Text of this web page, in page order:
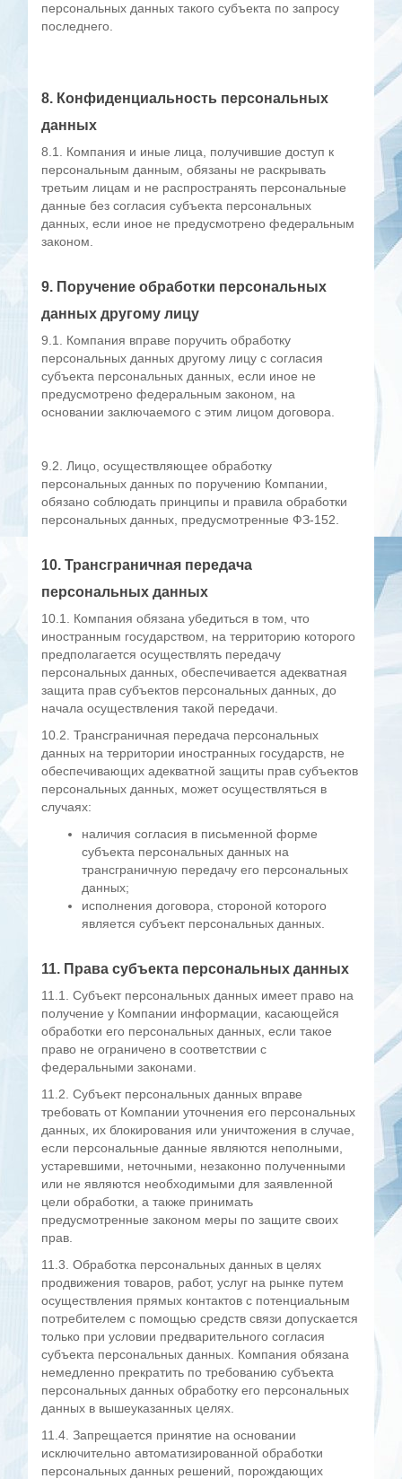
персональных данных такого субъекта по запросу
последнего.
8. Конфиденциальность персональных
данных
8.1. Компания и иные лица, получившие доступ к
персональным данным, обязаны не раскрывать
третьим лицам и не распространять персональные
данные без согласия субъекта персональных
данных, если иное не предусмотрено федеральным
законом.
9. Поручение обработки персональных
данных другому лицу
9.1. Компания вправе поручить обработку
персональных данных другому лицу с согласия
субъекта персональных данных, если иное не
предусмотрено федеральным законом, на
основании заключаемого с этим лицом договора.
9.2. Лицо, осуществляющее обработку
персональных данных по поручению Компании,
обязано соблюдать принципы и правила обработки
персональных данных, предусмотренные ФЗ-152.
10. Трансграничная передача
персональных данных
10.1. Компания обязана убедиться в том, что
иностранным государством, на территорию которого
предполагается осуществлять передачу
персональных данных, обеспечивается адекватная
защита прав субъектов персональных данных, до
начала осуществления такой передачи.
10.2. Трансграничная передача персональных
данных на территории иностранных государств, не
обеспечивающих адекватной защиты прав субъектов
персональных данных, может осуществляться в
случаях:
наличия согласия в письменной форме
субъекта персональных данных на
трансграничную передачу его персональных
данных;
исполнения договора, стороной которого
является субъект персональных данных.
11. Права субъекта персональных данных
11.1. Субъект персональных данных имеет право на
получение у Компании информации, касающейся
обработки его персональных данных, если такое
право не ограничено в соответствии с
федеральными законами.
11.2. Субъект персональных данных вправе
требовать от Компании уточнения его персональных
данных, их блокирования или уничтожения в случае,
если персональные данные являются неполными,
устаревшими, неточными, незаконно полученными
или не являются необходимыми для заявленной
цели обработки, а также принимать
предусмотренные законом меры по защите своих
прав.
11.3. Обработка персональных данных в целях
продвижения товаров, работ, услуг на рынке путем
осуществления прямых контактов с потенциальным
потребителем с помощью средств связи допускается
только при условии предварительного согласия
субъекта персональных данных. Компания обязана
немедленно прекратить по требованию субъекта
персональных данных обработку его персональных
данных в вышеуказанных целях.
11.4. Запрещается принятие на основании
исключительно автоматизированной обработки
персональных данных решений, порождающих